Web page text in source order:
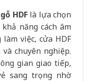
HDFlà lựa chọn
năng cách âm
việc, cửa HDF
chuyên nghiệp.
gian giao tiếp,
sang trọng nhờ